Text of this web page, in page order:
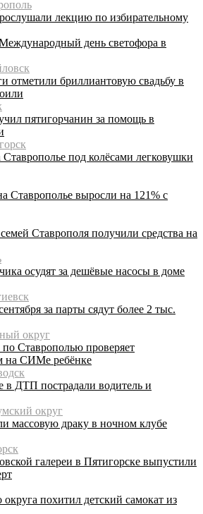
лекцию по избирательному
день светофора в
отметили бриллиантовую свадьбу в
пятигорчанин за помощь в
Ставрополье под колёсами легковушки
Ставрополье выросли на 121% с
Ставрополя получили средства на
осудят за дешёвые насосы в доме
за парты сядут более 2 тыс.
округ
Ставрополью проверяет
на СИМе ребёнке
в ДТП пострадали водитель и
округ
массовую драку в ночном клубе
галереи в Пятигорске выпустили
похитил детский самокат из